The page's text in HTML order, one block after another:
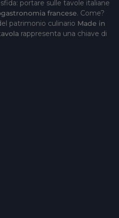
portare sulle tavole italiane
francese. Come?
patrimonio culinario Made in
rappresenta una chiave di